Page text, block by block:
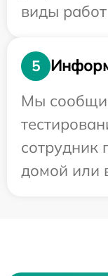
виды
5
Мы
сотрудник
домой или